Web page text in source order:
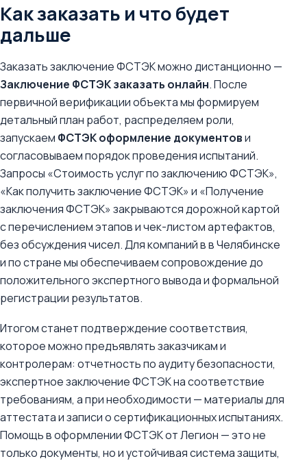
Как заказать и что будет
дальше
Заказать заключение ФСТЭК можно дистанционно —
Заключение ФСТЭК заказать онлайн. После
первичной верификации объекта мы формируем
детальный план работ, распределяем роли,
запускаем ФСТЭК оформление документови
согласовываем порядок проведения испытаний.
Запросы «Стоимость услуг по заключению ФСТЭК»,
«Как получить заключение ФСТЭК» и «Получение
заключения ФСТЭК» закрываются дорожной картой
с перечислением этапов и чек-листом артефактов,
без обсуждения чисел. Для компаний в в Челябинске
и по стране мы обеспечиваем сопровождение до
положительного экспертного вывода и формальной
регистрации результатов.
Итогом станет подтверждение соответствия,
которое можно предъявлять заказчикам и
контролерам: отчетность по аудиту безопасности,
экспертное заключение ФСТЭК на соответствие
требованиям, а при необходимости — материалы для
аттестата и записи о сертификационных испытаниях.
Помощь в оформлении ФСТЭК от Легион — это не
только документы, но и устойчивая система защиты,